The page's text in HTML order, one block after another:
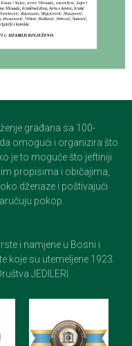
građana sa 100-
omogući i organizira što
je to moguće što jeftiniji
propisima i običajima,
dženaze i poštivajući
pokop.
i namjene u Bosni i
koje su utemeljene 1923.
JEDILERI.